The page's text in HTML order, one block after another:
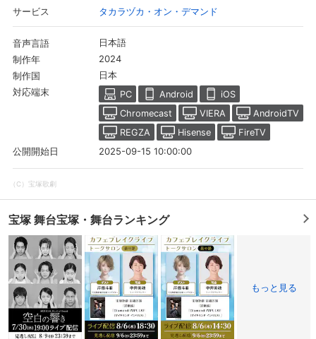
サービス タカラヅカ・オン・デマンド
音声言語 日本語
制作年 2024
制作国 日本
対応端末 PC Android
iOS
Chromecast
VIERA
AndroidTV
REGZA
Hisense
FireTV
公開開始日
2025-09-15 10:00:00
（C）宝塚歌劇
宝塚 舞台宝塚・舞台ランキング
もっと見る